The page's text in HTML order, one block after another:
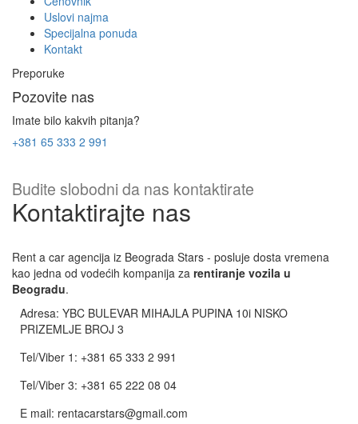
Uslovi najma
Specijalna ponuda
Kontakt
Preporuke
Pozovite nas
Imate bilo kakvih pitanja?
+381 65 333 2 991
Budite slobodni da nas kontaktirate
Kontaktirajte nas
Rent a car agencija iz Beograda Stars - posluje dosta vremena
kao jedna od vodećih kompanija za rentiranje vozila u
Beogradu.
Adresa: YBC BULEVAR MIHAJLA PUPINA 10i NISKO
PRIZEMLJE BROJ 3
Tel/Viber 1: +381 65 333 2 991
Tel/Viber 3: +381 65 222 08 04
E mail: rentacarstars@gmail.com